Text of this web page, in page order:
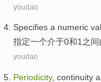
youdao
Specifies a numeric
指定一个介于0和1之间
youdao
Periodicity, continuity